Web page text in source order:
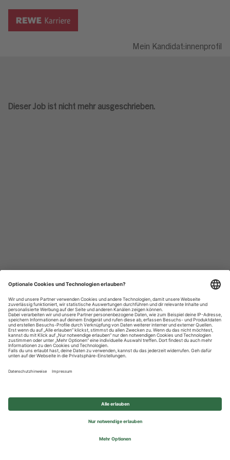
Mein Kandidat:innenprofil
Dieser Job ist nicht mehr ausgeschrieben.
Datenschutzhinweise
Impressum
Privatsphäre-Einstellungen
© 2026 REWE Group - All rights reserved